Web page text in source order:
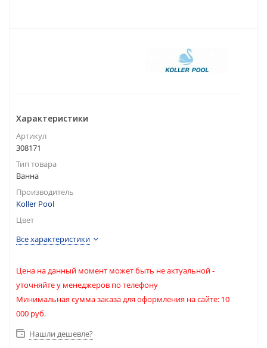
Характеристики
Артикул
308171
Тип товара
Ванна
Производитель
Koller Pool
Цвет
Все характеристики
Цена на данный момент может быть не актуальной -
уточняйте у менеджеров по телефону
Минимальная сумма заказа для оформления на сайте: 10
000 руб.
Нашли дешевле?